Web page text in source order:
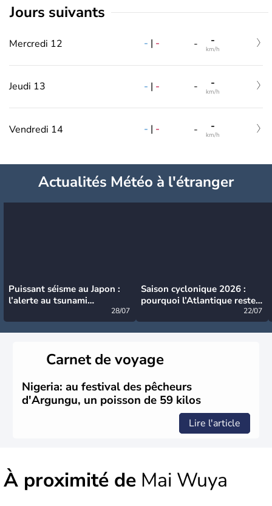
jours suivants
Mercredi 12 - | - - -
km/h
Jeudi 13 - | - - -
km/h
Vendredi 14 - | - - -
km/h
Actualités Météo à l'étranger
Puissant séisme au Japon :
l’alerte au tsunami
28/07
Saison cyclonique 2026 :
pourquoi l’Atlantique reste
22/07
Carnet de voyage
Nigeria: au festival des pêcheurs
d'Argungu, un poisson de 59 kilos
Lire l'article
À proximité de Mai Wuya